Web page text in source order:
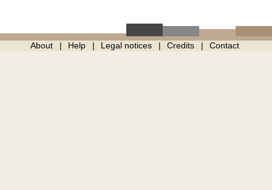
About Help Legal notices Credits Contact